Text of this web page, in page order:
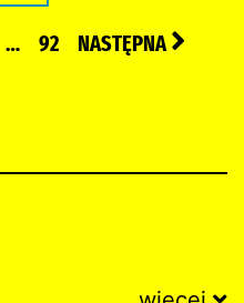
… 92 NASTĘPNA